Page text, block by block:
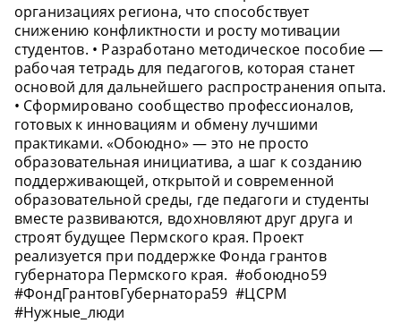
организациях региона, что способствует
снижению конфликтности и росту мотивации
студентов. • Разработано методическое пособие —
рабочая тетрадь для педагогов, которая станет
основой для дальнейшего распространения опыта.
• Сформировано сообщество профессионалов,
готовых к инновациям и обмену лучшими
практиками. «Обоюдно» — это не просто
образовательная инициатива, а шаг к созданию
поддерживающей, открытой и современной
образовательной среды, где педагоги и студенты
вместе развиваются, вдохновляют друг друга и
строят будущее Пермского края. Проект
реализуется при поддержке Фонда грантов
губернатора Пермского края. #обоюдно59
#ФондГрантовГубернатора59 #ЦСРМ
#Нужные_люди